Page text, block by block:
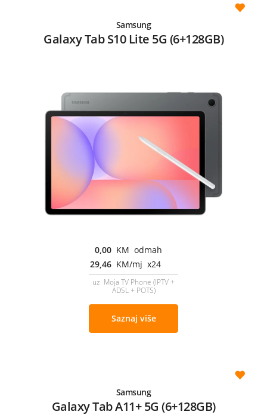
Samsung
Galaxy Tab S10 Lite 5G (6+128GB)
0,00 KM odmah
29,46 KM/mj x24
uz Moja TV Phone (IPTV +
ADSL + POTS)
Saznaj više
Samsung
Galaxy Tab A11+ 5G (6+128GB)